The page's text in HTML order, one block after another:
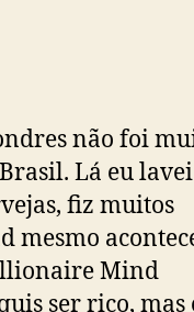
não foi
Lá eu lavei
fiz muitos
mesmo
Mind
ser rico, mas